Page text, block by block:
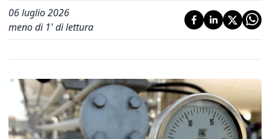
06 luglio 2026
meno di 1' di lettura